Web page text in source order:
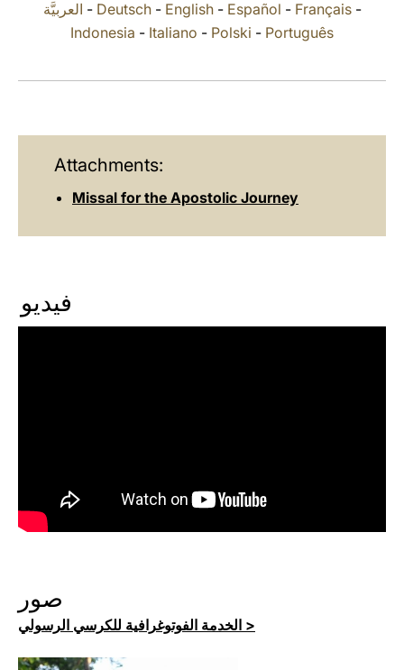
العربيَّة - Deutsch- English- Español - Français-
Indonesia - Italiano - Polski - Português
Attachments:
Missal for the Apostolic Journey
فيديو
صور
الخدمة الفوتوغرافية للكرسي الرسولي >